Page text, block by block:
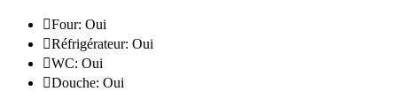
Four: Oui
Réfrigérateur: Oui
WC: Oui
Douche: Oui